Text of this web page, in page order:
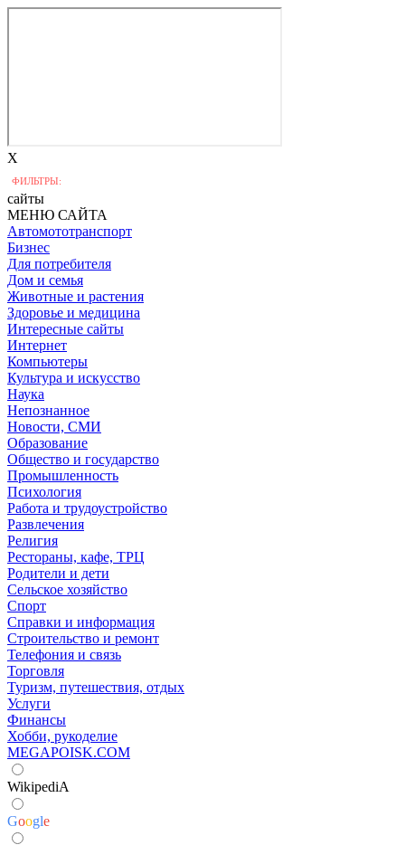
X
ФИЛЬТРЫ:
сайты
МЕНЮ САЙТА
Автомототранспорт
Бизнес
Для потребителя
Дом и семья
Животные и растения
Здоровье и медицина
Интересные сайты
Интернет
Компьютеры
Культура и искусство
Наука
Непознанное
Новости, СМИ
Образование
Общество и государство
Промышленность
Психология
Работа и трудоустройство
Развлечения
Религия
Рестораны, кафе, ТРЦ
Родители и дети
Сельское хозяйство
Спорт
Справки и информация
Строительство и ремонт
Телефония и связь
Торговля
Туризм, путешествия, отдых
Услуги
Финансы
Хобби, рукоделие
MEGAPOISK.COM
WikipediA
Google